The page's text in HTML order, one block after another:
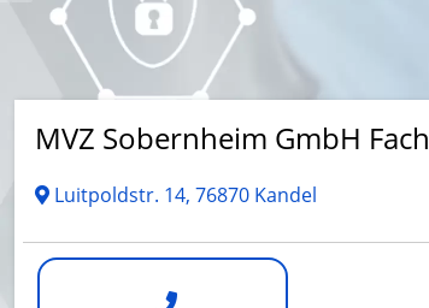
MVZ Sobernheim GmbH
Luitpoldstr. 14, 76870 Kandel